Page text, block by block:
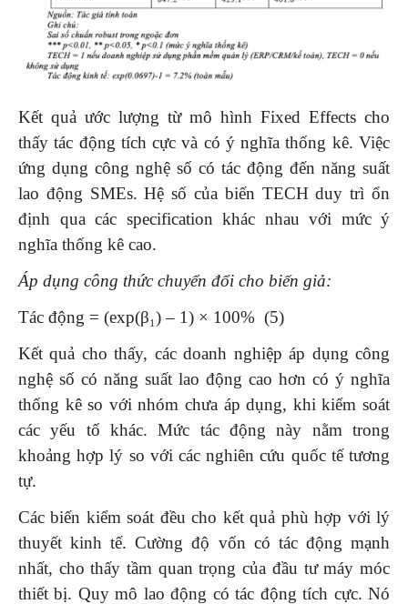
Kết quả ước lượng từ mô hình Fixed Effects cho
thấy tác động tích cực và có ý nghĩa thống kê. Việc
ứng dụng công nghệ số có tác động đến năng suất
lao động SMEs. Hệ số của biến TECH duy trì ổn
định qua các specification khác nhau với mức ý
nghĩa thống kê cao.
Áp dụng công thức chuyển đổi cho biến giả:
Tác động = (exp(β₁) – 1) × 100% (5)
Kết quả cho thấy, các doanh nghiệp áp dụng công
nghệ số có năng suất lao động cao hơn có ý nghĩa
thống kê so với nhóm chưa áp dụng, khi kiểm soát
các yếu tố khác. Mức tác động này nằm trong
khoảng hợp lý so với các nghiên cứu quốc tế tương
tự.
Các biến kiểm soát đều cho kết quả phù hợp với lý
thuyết kinh tế. Cường độ vốn có tác động mạnh
nhất, cho thấy tầm quan trọng của đầu tư máy móc
thiết bị. Quy mô lao động có tác động tích cực. Nó